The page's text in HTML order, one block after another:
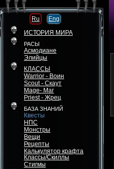
Ru
Eng
ИСТОРИЯ МИРА
РАСЫ
Асмодиане
Элийцы
КЛАССЫ
Warrior - Воин
Scout - Скаут
Mage- Маг
Priest - Жрец
БАЗА ЗНАНИЙ
Квесты
НПС
Монстры
Вещи
Рецепты
Калькулятор крафта
Классы/Скиллы
Стигмы